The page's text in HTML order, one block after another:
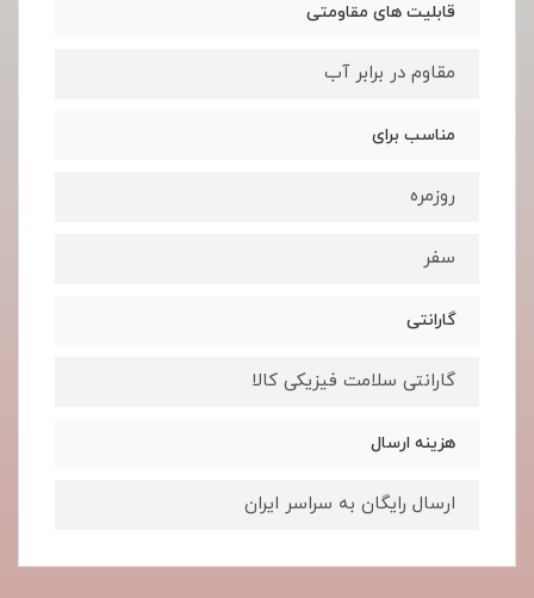
قابلیت های مقاومتی
مقاوم در برابر آب
مناسب برای
روزمره
سفر
گارانتی
گارانتی سلامت فیزیکی کالا
هزینه ارسال
ارسال رایگان به سراسر ایران